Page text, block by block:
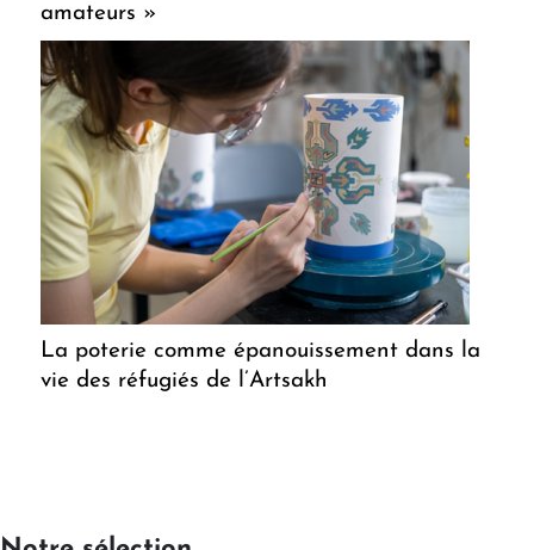
amateurs »
La poterie comme épanouissement dans la
vie des réfugiés de l’Artsakh